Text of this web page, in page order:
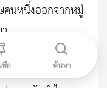
คนหนึ่งออกจากหมู่
ควรส่วนข้างหนึ่ง.
ก ค้นหา